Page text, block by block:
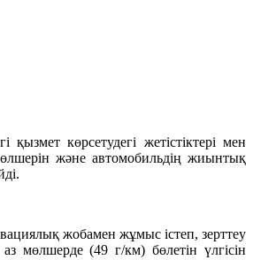
көрсетудегі жетістіктері мен
және автомобильдің жиынтық
жобамен жұмыс істеп, зерттеу
мөлшерде (49 г/км) бөлетін үлгісін